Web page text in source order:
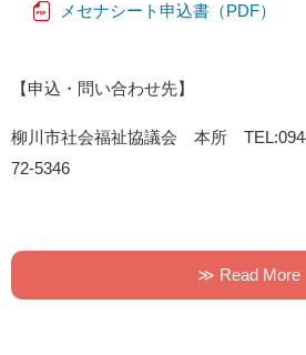
メセナシート申込書（PDF）
【申込・問い合わせ先】
柳川市社会福祉協議会 本所
72-5346
≫ Read More